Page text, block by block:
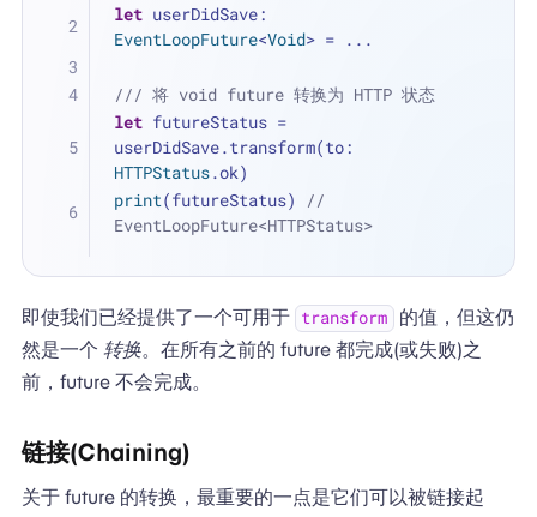
let
EventLoopFuture<Void> = ...
/// 将 void future 转换为 HTTP 状态
let futureStatus =
HTTPStatus.ok)
print(futureStatus) //
EventLoopFuture<HTTPStatus>
即使我们已经提供了一个可用于 transform
的值，但这仍
然是一个 转换。在所有之前的 future 都完成(或失败)之
前，future 不会完成。
链接(Chaining)
关于 future 的转换，最重要的一点是它们可以被链接起